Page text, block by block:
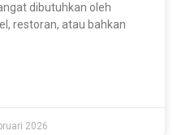
dibutuhkan oleh
restoran, atau bahkan
2026